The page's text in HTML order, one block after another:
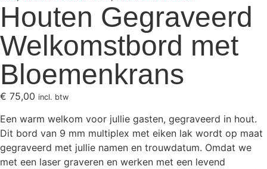
Houten Gegraveerd
Welkomstbord met
Bloemenkrans
€ 75,00 incl. btw
Een warm welkom voor jullie gasten, gegraveerd in hout.
Dit bord van 9 mm multiplex met eiken lak wordt op maat
gegraveerd met jullie namen en trouwdatum. Omdat we
met een laser graveren en werken met een levend